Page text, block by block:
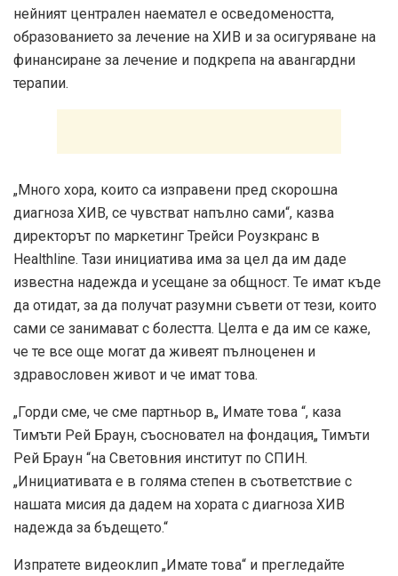
нейният централен наемател е осведомеността,
образованието за лечение на ХИВ и за осигуряване на
финансиране за лечение и подкрепа на авангардни
терапии.
„Много хора, които са изправени пред скорошна
диагноза ХИВ, се чувстват напълно сами“, казва
директорът по маркетинг Трейси Роузкранс в
Healthline. Тази инициатива има за цел да им даде
известна надежда и усещане за общност. Те имат къде
да отидат, за да получат разумни съвети от тези, които
сами се занимават с болестта. Целта е да им се каже,
че те все още могат да живеят пълноценен и
здравословен живот и че имат това.
„Горди сме, че сме партньор в„ Имате това “, каза
Тимъти Рей Браун, съосновател на фондация„ Тимъти
Рей Браун “на Световния институт по СПИН.
„Инициативата е в голяма степен в съответствие с
нашата мисия да дадем на хората с диагноза ХИВ
надежда за бъдещето.“
Изпратете видеоклип „Имате това“ и прегледайте